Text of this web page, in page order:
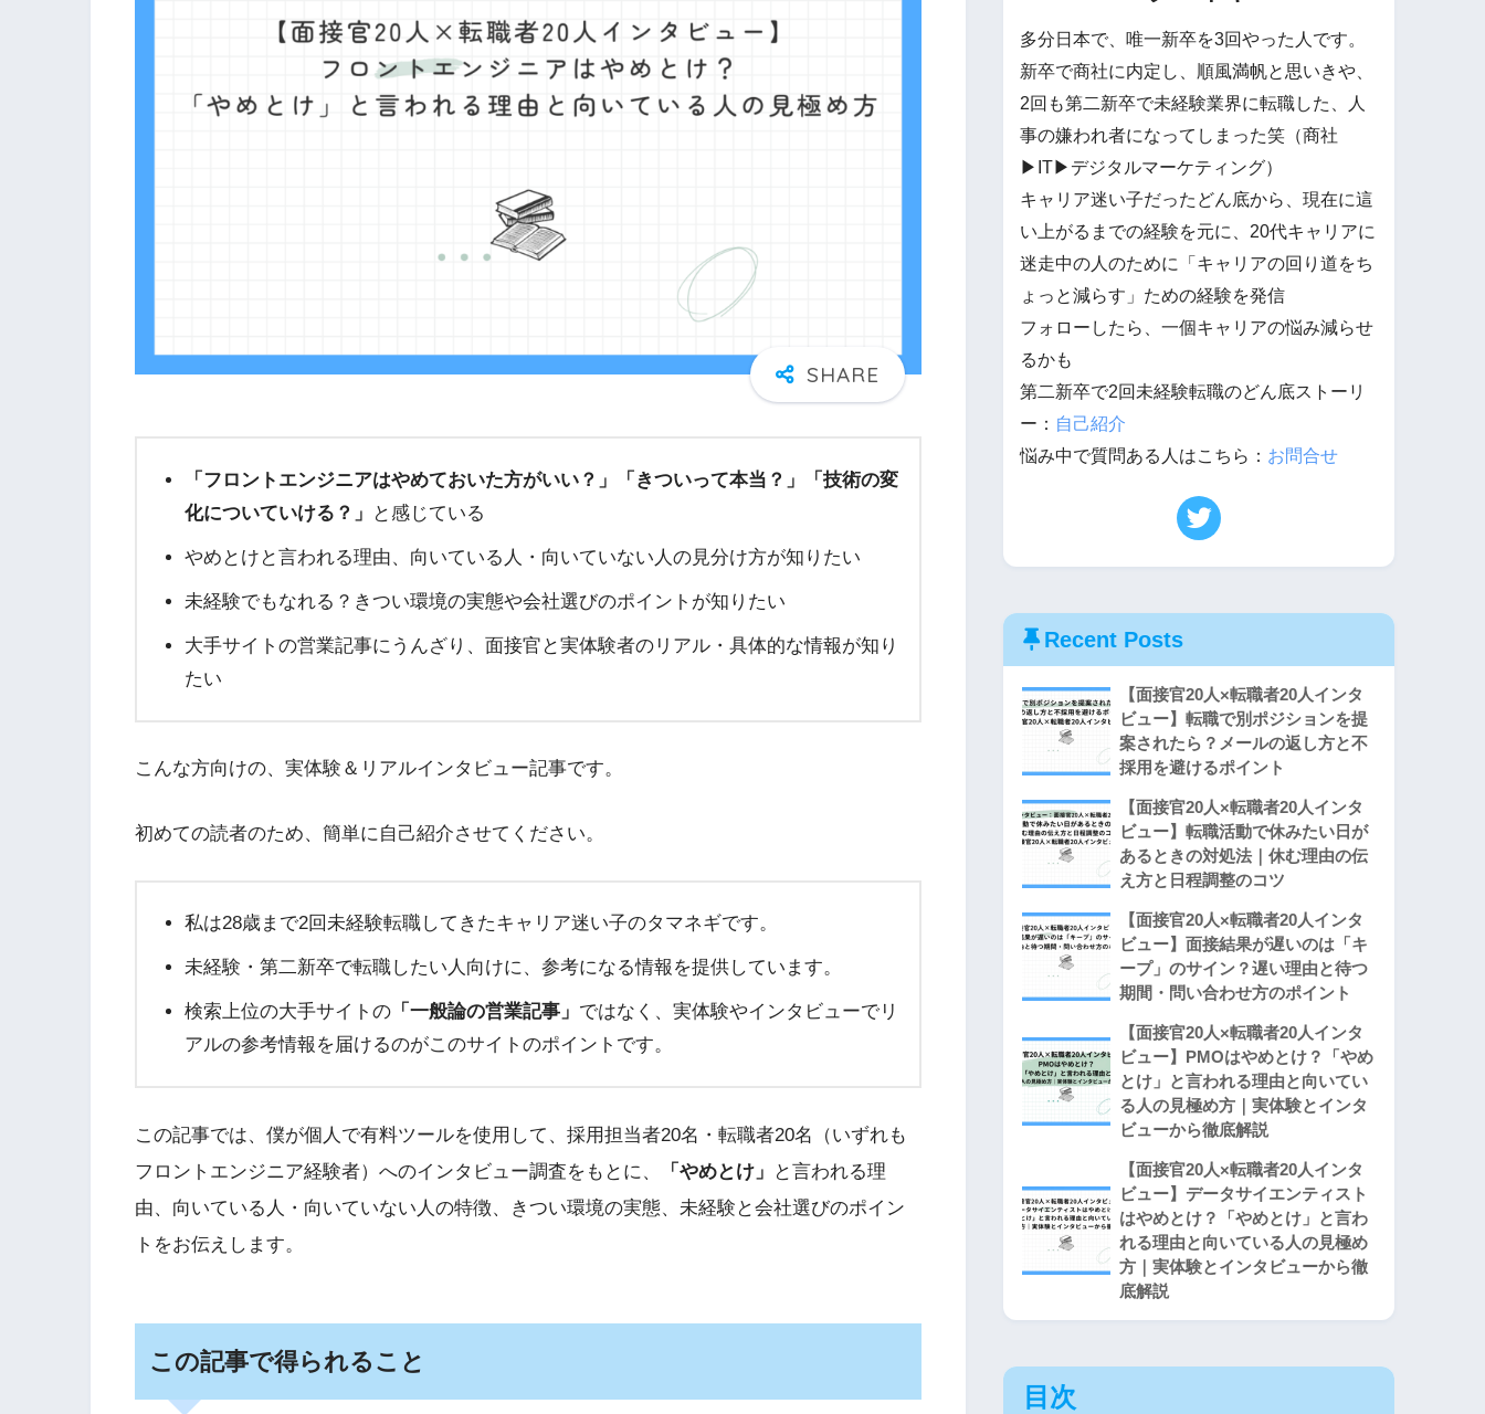
「フロントエンジニアはやめておいた方がいい？」 「きついって本当？」
「技術の変
化についていける？」
と感じている
やめとけと言われる理由、向いている人・向いていない人の見分け方が知りたい
未経験でもなれる？きつい環境の実態や会社選びのポイントが知りたい
大手サイトの営業記事にうんざり、面接官と実体験者のリアル・具体的な情報が知り
たい
こんな方向けの、実体験＆リアルインタビュー記事です。
初めての読者のため、簡単に自己紹介させてください。
私は28歳まで2回未経験転職してきたキャリア迷い子のタマネギです。
未経験・第二新卒で転職したい人向けに、参考になる情報を提供しています。
検索上位の大手サイトの「一般論の営業記事」 ではなく、実体験やインタビューでリ
アルの参考情報を届けるのがこのサイトのポイントです。
この記事では、僕が個人で有料ツールを使用して、採用担当者20名・転職者20名（いずれも
フロントエンジニア経験者）へのインタビュー調査をもとに、
「やめとけ」
と言われる理
由、向いている人・向いていない人の特徴、きつい環境の実態、未経験と会社選びのポイン
トをお伝えします。
この記事で得られること
多分日本で、唯一新卒を3回やった人です。
新卒で商社に内定し、順風満帆と思いきや、
2回も第二新卒で未経験業界に転職した、人
事の嫌われ者になってしまった笑（商社
▶︎IT▶︎デジタルマーケティング）
キャリア迷い子だったどん底から、現在に這
い上がるまでの経験を元に、20代キャリアに
迷走中の人のために「キャリアの回り道をち
ょっと減らす」ための経験を発信
フォローしたら、一個キャリアの悩み減らせ
るかも
第二新卒で2回未経験転職のどん底ストーリ
ー： 自己紹介
悩み中で質問ある人はこちら： お問合せ
Recent Posts
【面接官20人×転職者20人インタ
ビュー】転職で別ポジションを提
案されたら？メールの返し方と不
採用を避けるポイント
【面接官20人×転職者20人インタ
ビュー】転職活動で休みたい日が
あるときの対処法｜休む理由の伝
え方と日程調整のコツ
【面接官20人×転職者20人インタ
ビュー】面接結果が遅いのは「キ
ープ」のサイン？遅い理由と待つ
期間・問い合わせ方のポイント
【面接官20人×転職者20人インタ
ビュー】PMOはやめとけ？「やめ
とけ」と言われる理由と向いてい
る人の見極め方｜実体験とインタ
ビューから徹底解説
【面接官20人×転職者20人インタ
ビュー】データサイエンティスト
はやめとけ？「やめとけ」と言わ
れる理由と向いている人の見極め
方｜実体験とインタビューから徹
底解説
目次